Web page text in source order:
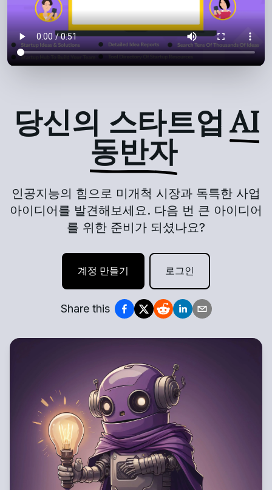
당신의 스타트업 AI
동반자
인공지능의 힘으로 미개척 시장과 독특한 사업
아이디어를 발견해보세요. 다음 번 큰 아이디어
를 위한 준비가 되셨나요?
계정 만들기 로그인
Share this